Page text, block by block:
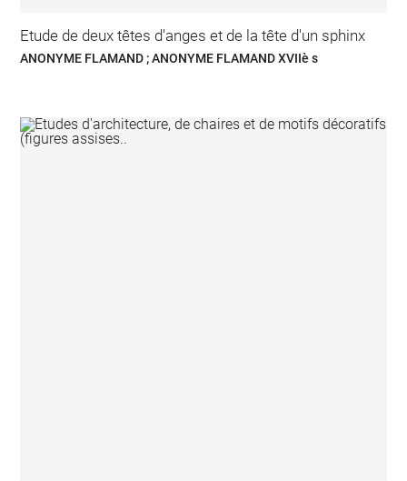
Etude de deux têtes d'anges et de la tête d'un sphinx
ANONYME FLAMAND ; ANONYME FLAMAND XVIIè s